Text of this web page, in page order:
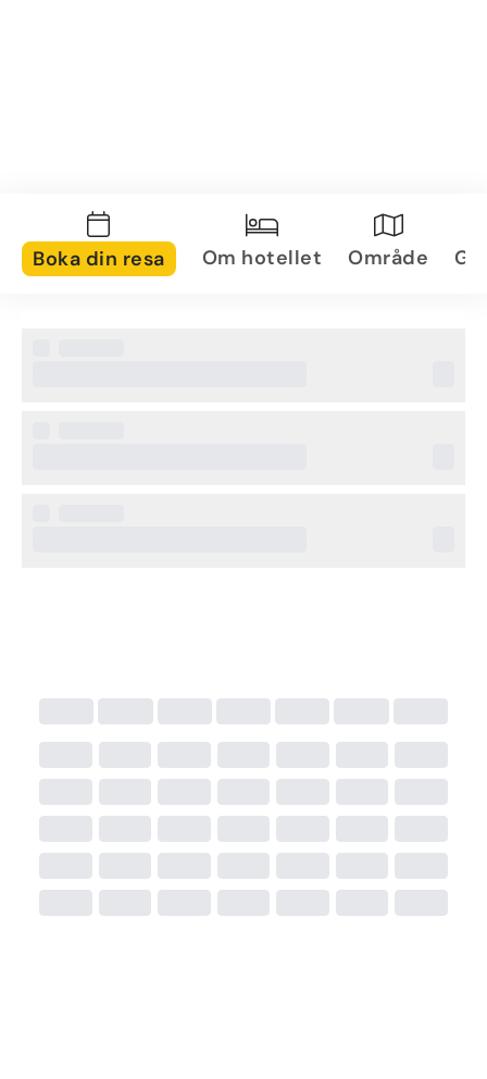
Boka din resa Om hotellet Område